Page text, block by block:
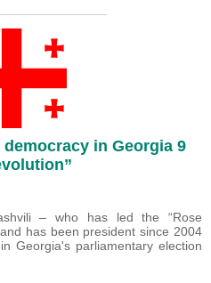
in Georgia 9
– who has led the “Rose
has been president since 2004
Georgia's parliamentary election